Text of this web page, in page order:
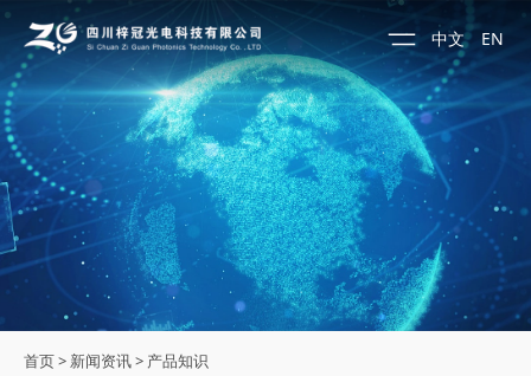
中文 EN
首页> 新闻资讯> 产品知识